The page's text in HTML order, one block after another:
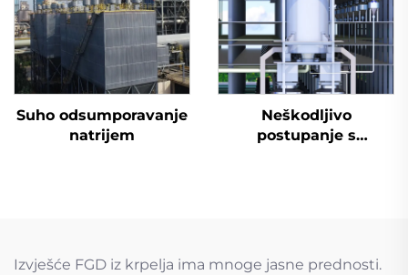
Suho odsumporavanje
natrijem
Neškodljivo
postupanje s
Izvješće FGD iz krpelja ima mnoge jasne prednosti.